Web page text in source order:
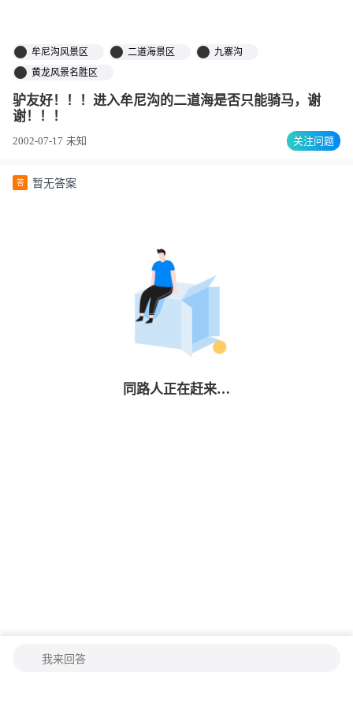
牟尼沟风景区 二道海景区
九寨沟
黄龙风景名胜区
驴友好！！！进入牟尼沟的二道海是否只能骑马，谢
谢！！！
2002-07-17 未知 关注问题
答 暂无答案
同路人正在赶来…